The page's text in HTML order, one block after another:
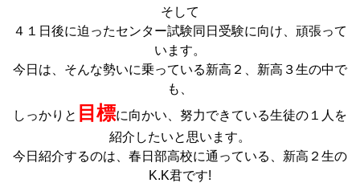
そして
４１日後に迫ったセンター試験同日受験に向け、頑張って
います。
今日は、そんな勢いに乗っている新高２、新高３生の中で
も、
しっかりと 目標に向かい、努力できている生徒の１人を
紹介したいと思います。
今日紹介するのは、春日部高校に通っている、新高２生の
K.K君です!